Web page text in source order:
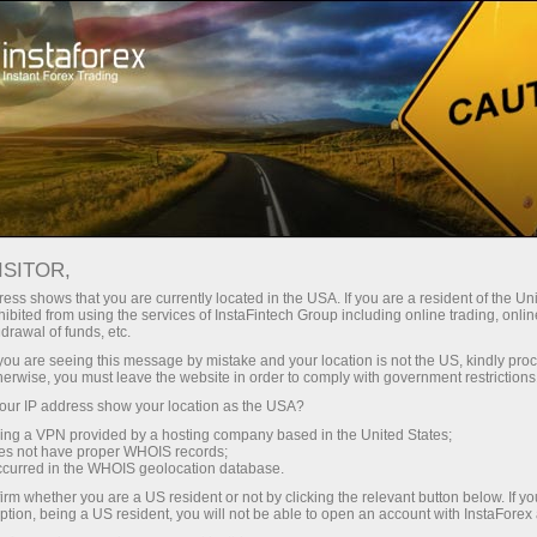
Швидке відкриття рахунку Торгова платформа
Інвесторам Партнерам
shows that you are currently located in the USA. If you are a resident of the
from using the services of InstaFintech Group including online trading,
of funds, etc.
are seeing this message by mistake and your location is not the US, kindly
you must leave the website in order to comply with government
IP address show your location as the USA?
a VPN provided by a hosting company based in the United States;
not have proper WHOIS records;
in the WHOIS geolocation database.
whether you are a US resident or not by clicking the relevant button below. If
being a US resident, you will not be able to open an account with InstaForex